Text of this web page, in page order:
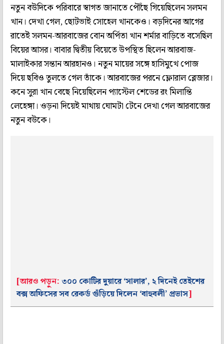
নতুন বউদিকে পরিবারে স্বাগত জানাতে পৌঁছে গিয়েছিলেন সলমন
খান। দেখা গেল, ছোটভাই সোহেল খানকেও। বড়দিনের আগের
রাতেই সলমন-আরবাজের বোন অর্পিতা খান শর্মার বাড়িতে বসেছিল
বিয়ের আসর। বাবার দ্বিতীয় বিয়েতে উপস্থিত ছিলেন আরবাজ-
মালাইকার সন্তান আরহানও। নতুন মায়ের সঙ্গে হাসিমুখে পোজ
দিয়ে ছবিও তুলতে গেল তাঁকে। আরবাজের পরনে ফ্লোরাল ব্লেজার।
কনে সুরা খান বেছে নিয়েছিলেন প্যাস্টেল শেডের রং মিলান্তি
লেহেঙ্গা। ওড়না দিয়েই মাথায় ঘোমটা টেনে দেখা গেল আরবাজের
নতুন বউকে।
[আরও পড়ুন: ৩০০ কোটির দুয়ারে ‘সালার’, ২ দিনেই তেইশের
বক্স অফিসের সব রেকর্ড গুঁড়িয়ে দিলেন ‘বাহুবলী’ প্রভাস]